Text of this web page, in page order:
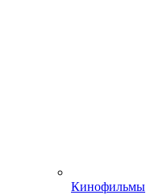
Кинофильмы